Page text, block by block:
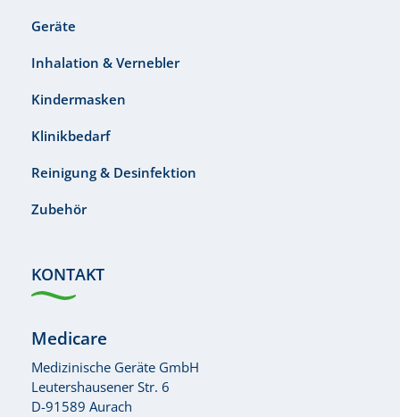
Geräte
Inhalation & Vernebler
Kindermasken
Klinikbedarf
Reinigung & Desinfektion
Zubehör
KONTAKT
Medicare
Medizinische Geräte GmbH
Leutershausener Str. 6
D-91589 Aurach